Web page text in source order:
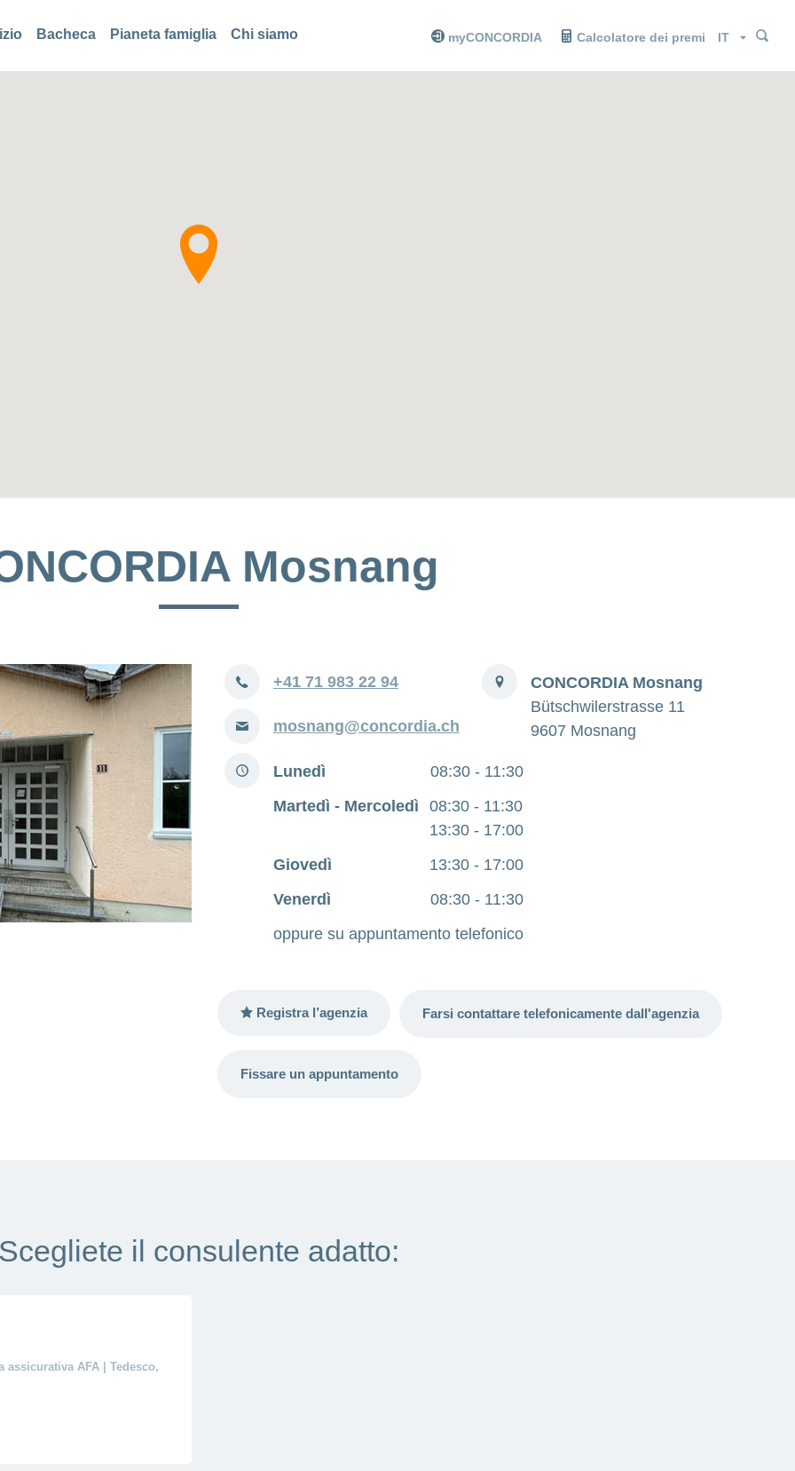
Bacheca Pianeta famiglia Chi siamo myCONCORDIA Calcolatore dei premi Lingua
Mosnang
Telefono+41 71 983 22 94
E-
mosnang@concordia.ch
IndirizzoCONCORDIA Mosnang
Bütschwilerstrasse 11
9607 Mosnang
Orari
Lunedì
08:30 - 11:30
Martedì - Mercoledì
08:30 - 11:30
13:30 - 17:00
Giovedì
13:30 - 17:00
Venerdì
08:30 - 11:30
oppure su appuntamento telefonico
Registra l’agenzia Farsi contattare telefonicamente dall'agenzia
Fissare un appuntamento
il consulente adatto:
assicurativa AFA | Tedesco,